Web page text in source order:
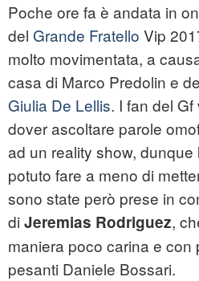
Poche ore fa è andata in
del Grande Fratello Vip
molto movimentata, a
casa di Marco Predolin e
Giulia De Lellis. I fan del
dover ascoltare parole
ad un reality show,
potuto fare a meno di
sono state però prese in
di Jeremias Rodriguez,
maniera poco carina e con
pesanti Daniele Bossari.